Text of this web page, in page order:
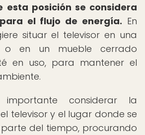
esta posición se considera
el flujo de energía. En
situar el televisor en una
o en un mueble cerrado
en uso, para mantener el
importante considerar la
televisor y el lugar donde se
del tiempo, procurando